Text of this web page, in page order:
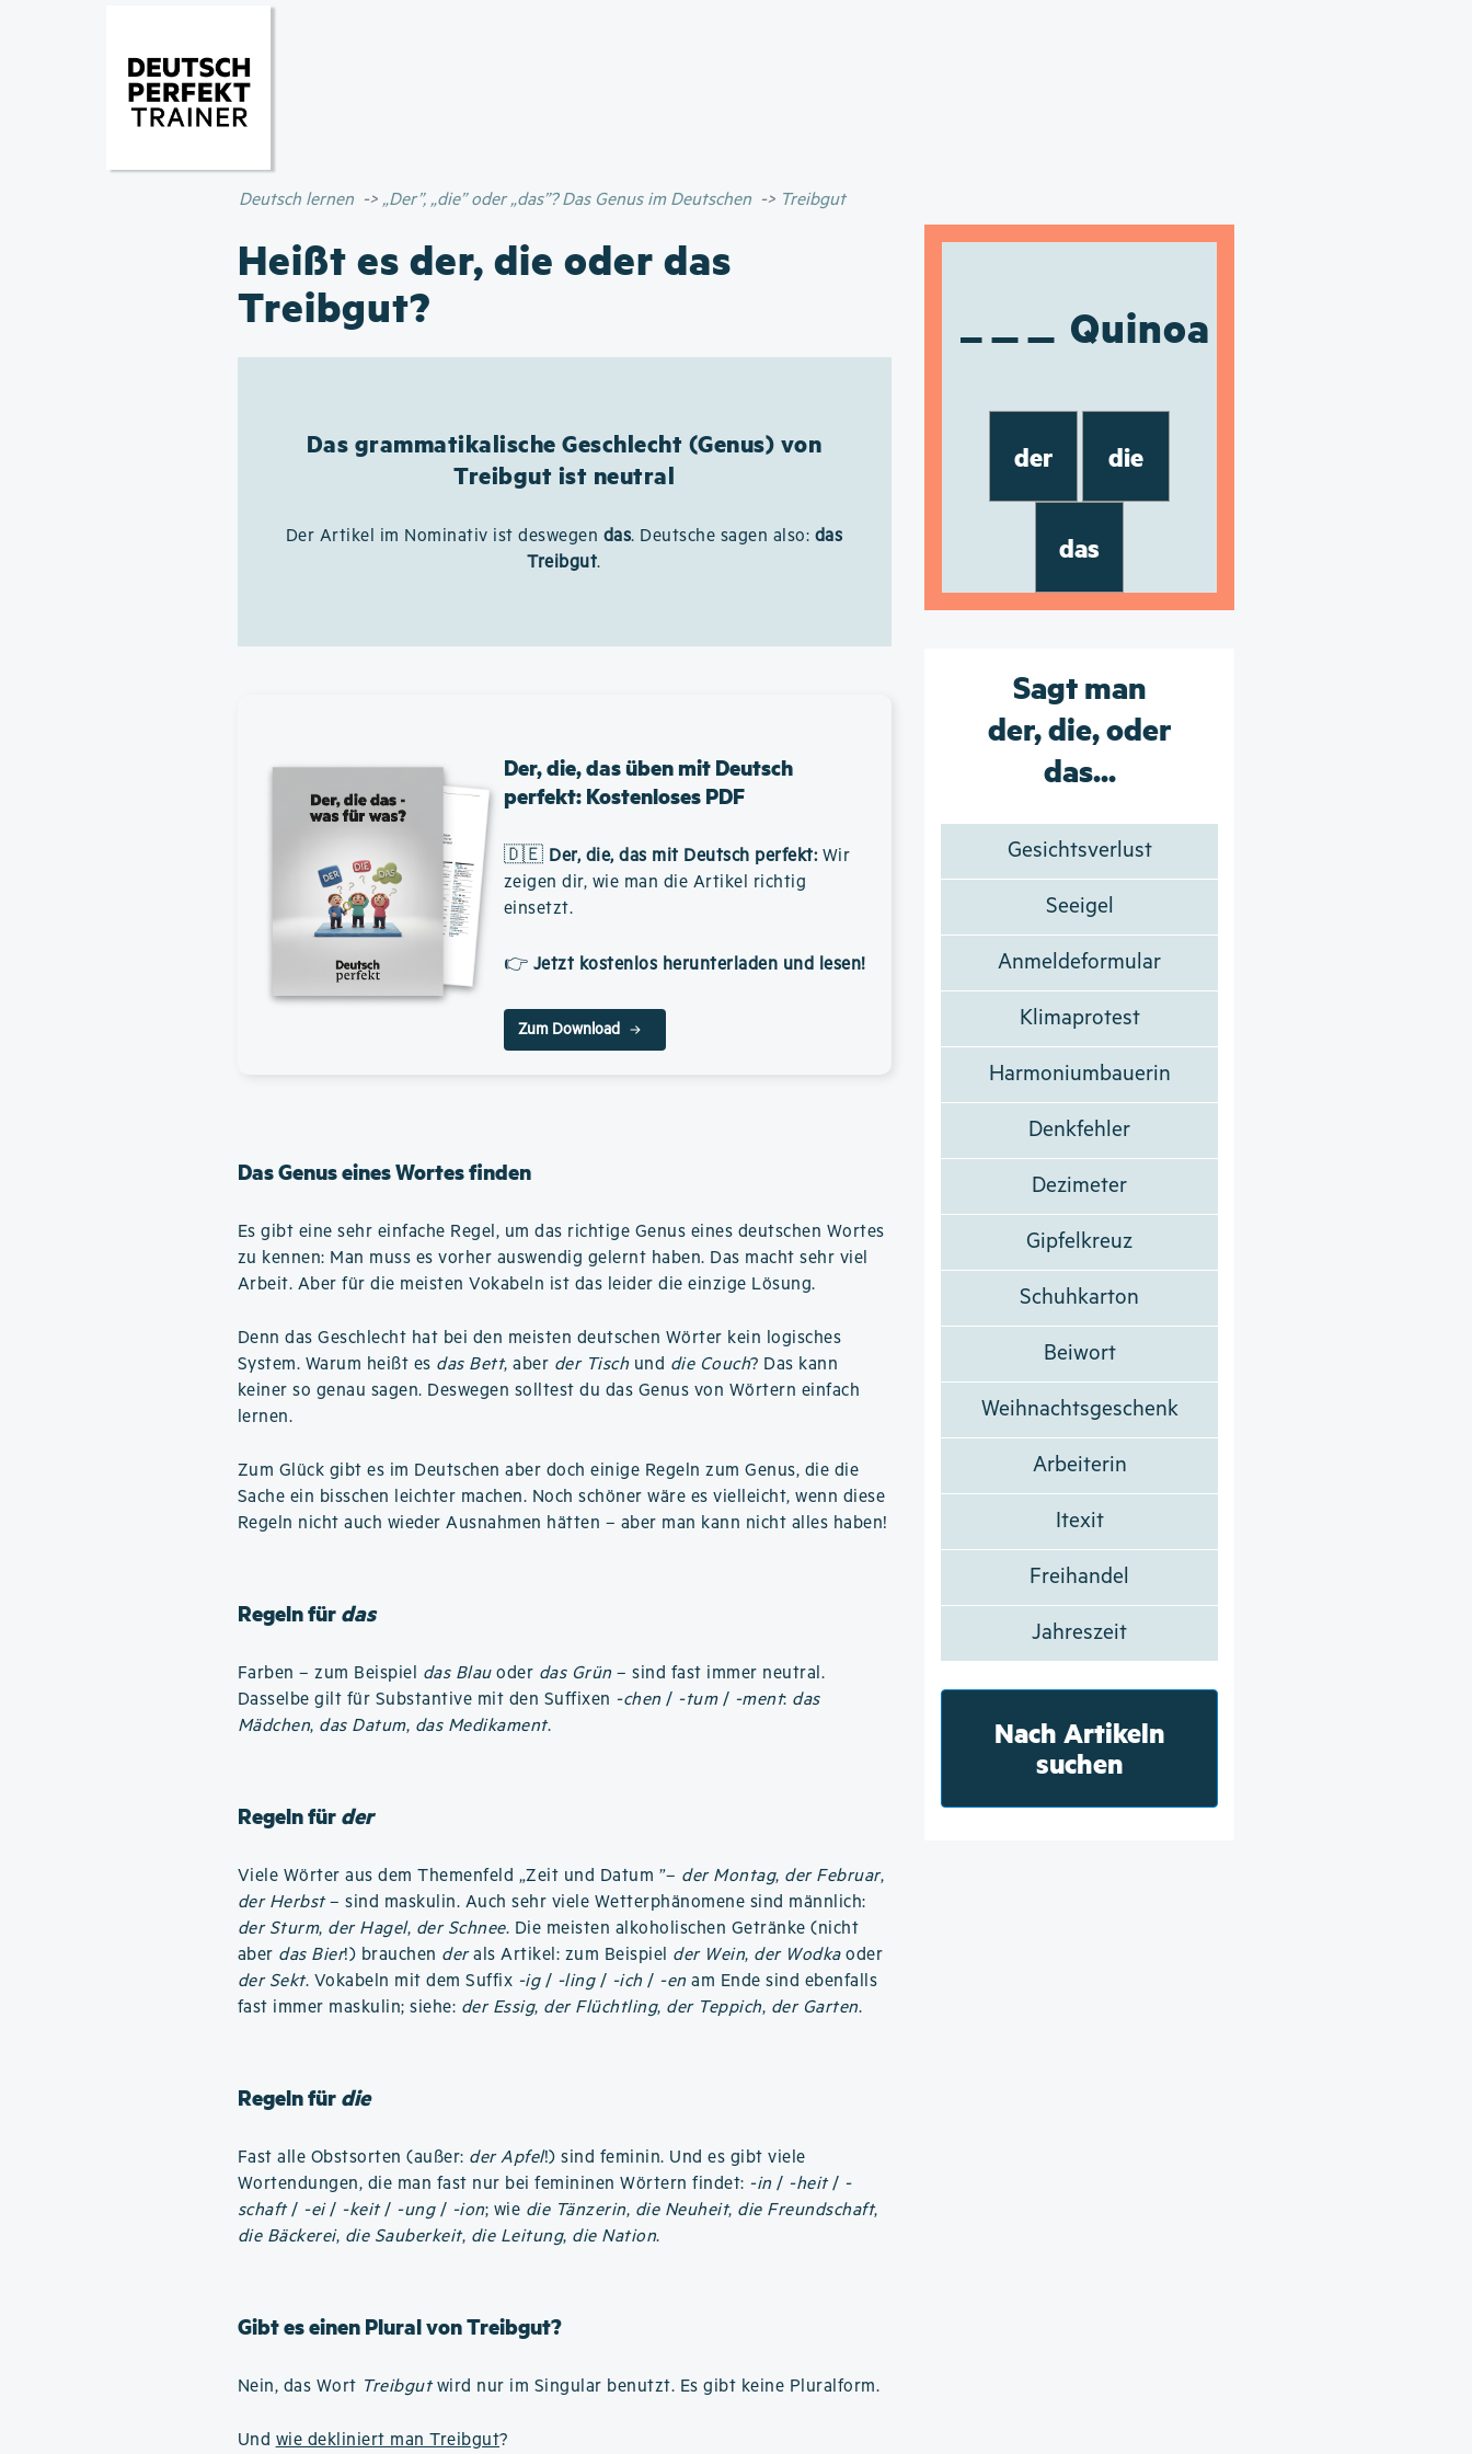
Deutsch lernen „Der”, „die” oder „das”? Das Genus im Deutschen Treibgut
Heißt es der, die oder das
Treibgut?
Das grammatikalische Geschlecht (Genus) von
Treibgut ist neutral
Der Artikel im Nominativ ist deswegen das. Deutsche sagen also: das
Treibgut.
Der, die, das üben mit Deutsch
perfekt: Kostenloses PDF
🇩🇪 Der, die, das mit Deutsch perfekt: Wir
zeigen dir, wie man die Artikel richtig
einsetzt.
👉 Jetzt kostenlos herunterladen und lesen!
Zum Download
Das Genus eines Wortes finden
Es gibt eine sehr einfache Regel, um das richtige Genus eines deutschen Wortes
zu kennen: Man muss es vorher auswendig gelernt haben. Das macht sehr viel
Arbeit. Aber für die meisten Vokabeln ist das leider die einzige Lösung.
Denn das Geschlecht hat bei den meisten deutschen Wörter kein logisches
System. Warum heißt es das Bett, aber der Tisch und die Couch? Das kann
keiner so genau sagen. Deswegen solltest du das Genus von Wörtern einfach
lernen.
Zum Glück gibt es im Deutschen aber doch einige Regeln zum Genus, die die
Sache ein bisschen leichter machen. Noch schöner wäre es vielleicht, wenn diese
Regeln nicht auch wieder Ausnahmen hätten – aber man kann nicht alles haben!
Regeln fürdas
Farben – zum Beispiel das Blauoder das Grün – sind fast immer neutral.
Dasselbe gilt für Substantive mit den Suffixen -chen / -tum/ -ment: das
Mädchen, das Datum, das Medikament.
Regeln fürder
Viele Wörter aus dem Themenfeld „Zeit und Datum ”– der Montag, der Februar,
der Herbst– sind maskulin. Auch sehr viele Wetterphänomene sind männlich:
der Sturm, der Hagel, der Schnee. Die meisten alkoholischen Getränke (nicht
aber das Bier!) brauchen derals Artikel: zum Beispiel der Wein, der Wodkaoder
der Sekt. Vokabeln mit dem Suffix -ig/ -ling/ -ich / -en am Ende sind ebenfalls
fast immer maskulin; siehe: der Essig, der Flüchtling, der Teppich, der Garten.
Regeln fürdie
Fast alle Obstsorten (außer: der Apfel!) sind feminin. Und es gibt viele
Wortendungen, die man fast nur bei femininen Wörtern findet: -in / -heit/ -
schaft/ -ei/ -keit/ -ung/ -ion; wie die Tänzerin, die Neuheit, die Freundschaft,
die Bäckerei, die Sauberkeit, die Leitung, die Nation.
Gibt es einen Plural von Treibgut?
Nein, das Wort Treibgutwird nur im Singular benutzt. Es gibt keine Pluralform.
Und wie dekliniert man Treibgut?
Quinoa
der die
das
Sagt man
der, die, oder
das...
Gesichtsverlust
Seeigel
Anmeldeformular
Klimaprotest
Harmoniumbauerin
Denkfehler
Dezimeter
Gipfelkreuz
Schuhkarton
Beiwort
Weihnachtsgeschenk
Arbeiterin
Itexit
Freihandel
Jahreszeit
Nach Artikeln
suchen